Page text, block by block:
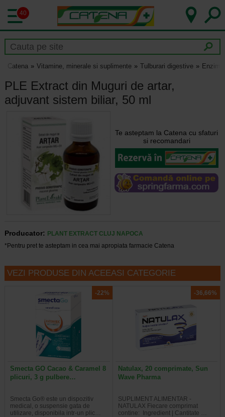
40
Catena Vitamine, minerale si suplimente Tulburari digestive
PLE Extract din Muguri de artar,
adjuvant sistem biliar, 50 ml
Te asteptam la Catena cu sfaturi
si recomandari
Producator:
PLANT EXTRACT CLUJ NAPOCA
*Pentru pret te asteptam in cea mai apropiata farmacie Catena
VEZI PRODUSE DIN ACEEASI CATEGORIE
-22%
Smecta GO Cacao & Caramel 8
plicuri, 3 g pulbere…
Smecta Go® este un dispozitiv
medical, o suspensie gata de
utilizare, disponibila intr-un plic…
-36,66%
Natulax, 20 comprimate, Sun
Wave Pharma
SUPLIMENT ALIMENTAR -
NATULAX Fiecare comprimat
contine: Ingredient | Cantitate …